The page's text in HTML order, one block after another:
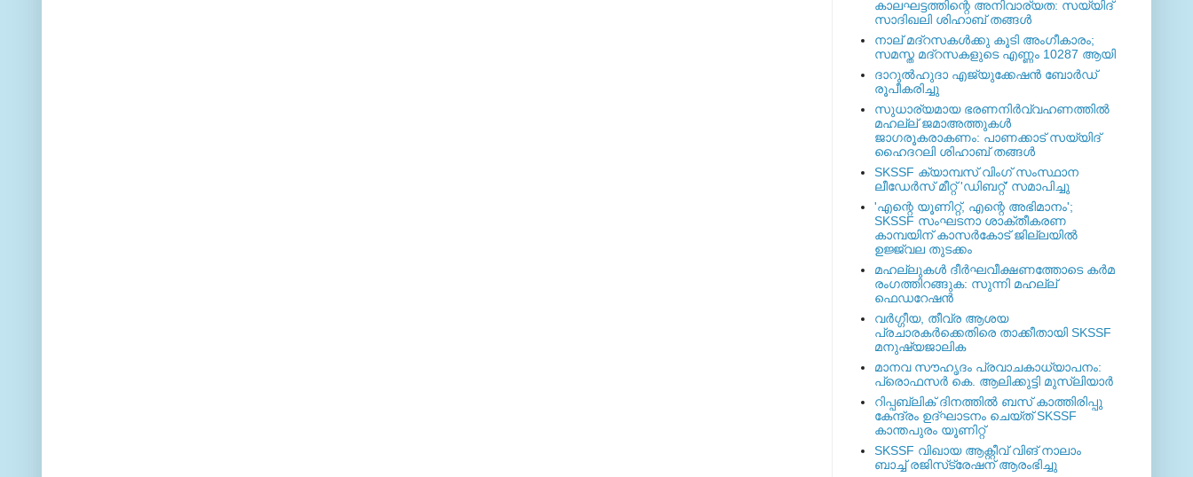
കാലഘട്ടത്തിന്റെ അനിവാര്യത: സയ്യിദ്
സാദിഖലി ശിഹാബ് തങ്ങള്‍
നാല് മദ്‌റസകള്‍ക്കു കൂടി അംഗീകാരം;
സമസ്ത മദ്‌റസകളുടെ എണ്ണം 10287 ആയി
ദാറുല്‍ഹുദാ എജ്യുക്കേഷന്‍ ബോര്‍ഡ്
രൂപീകരിച്ചു
സുധാര്യമായ ഭരണനിര്‍വ്വഹണത്തില്‍
മഹല്ല് ജമാഅത്തുകള്‍
ജാഗരൂകരാകണം: പാണക്കാട് സയ്യിദ്
ഹൈദറലി ശിഹാബ് തങ്ങള്‍
SKSSF ക്യാമ്പസ് വിംഗ് സംസ്ഥാന
ലീഡേർസ് മീറ്റ് 'ഡിബറ്റ്' സമാപിച്ചു
'എന്റെ യൂണിറ്റ്, എന്റെ അഭിമാനം';
SKSSF സംഘടനാ ശാക്തീകരണ
കാമ്പയിന് കാസര്‍കോട് ജില്ലയില്‍
ഉജ്ജ്വല തുടക്കം
മഹല്ലുകള്‍ ദീര്‍ഘവീക്ഷണത്തോടെ കര്‍മ
രംഗത്തിറങ്ങുക: സുന്നി മഹല്ല്
ഫെഡറേഷന്‍
വര്‍ഗ്ഗീയ, തീവ്ര ആശയ
പ്രചാരകര്‍ക്കെതിരെ താക്കീതായി SKSSF
മനുഷ്യജാലിക
മാനവ സൗഹൃദം പ്രവാചകാധ്യാപനം:
പ്രൊഫസർ കെ. ആലിക്കുട്ടി മുസ്ലിയാർ
റിപ്പബ്ലിക് ദിനത്തില്‍ ബസ് കാത്തിരിപ്പു
കേന്ദ്രം ഉദ്ഘാടനം ചെയ്ത്‌ SKSSF
കാന്തപുരം യൂണിറ്റ്
SKSSF വിഖായ ആക്റ്റീവ് വിങ് നാലാം
ബാച്ച് രജിസ്‌ട്രേഷന് ആരംഭിച്ചു